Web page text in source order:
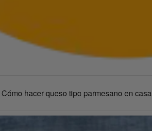
Cómo hacer queso tipo parmesano en casa